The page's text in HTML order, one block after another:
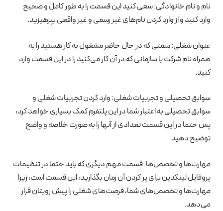
نام و نام خانوادگی: سعی کنید این قسمت را به طور کامل و صحیح
وارد کنید و از وارد کردن نام‌های غیر رسمی و غیر واقعی بپرهیزید.
عنوان شغلی: سمتی که در حال حاضر مشغول به کار هستید را به
همراه نام شرکت یا سازمانی که در آن کار می‌کنید را در این قسمت وارد
کنید.
سوابق تحصیلی و تجربیات شغلی: وارد کردن تجربیات شغلی و
سوابق تحصیلی به اعتبار شما در این پلتفرم کمک بسیاری خواهد کرد،
پس حتما در این قسمت تعدادی از آنها را به صورت خلاصه و واضح
توضیح دهید.
مهارت‌ها و تخصص‌ها: قسمت مهم دیگری که باید حتما در تنظیمات
پروفایل لینکدین برای پر کردن آن زمان بگذارید، این قسمت است، زیرا
مهارت‌ها و تخصص‌های شما، فرصت‌های شغلی را پیش رویتان قرار
می‌دهد.